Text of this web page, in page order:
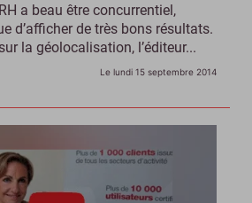
a beau être concurrentiel,
d’afficher de très bons résultats.
la géolocalisation, l’éditeur...
Le lundi 15 septembre 2014